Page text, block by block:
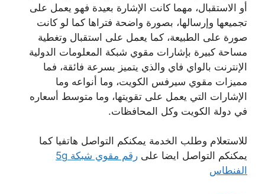
أو الاستقبال، مهما كانت الإشارة بعيدة فهو يعمل على
تجميعها وإرسالها، بصورة واضحة فتراها كما لو كانت
صورة على الطبيعة، كما يعمل على استقبال وتغطية
مساحة كبيرة بإشارات مقوي شبكة المعلومات الدولية
الإنترنت بالواي فاي والذي يتميز بسرعة فائقة، فما
مميزات مقوي سيرفس الكويت، وما أنواعه وما
الإشارات التي يعمل على تقويتها، وما متوسط أسعاره
في دولة الكويت وكل المحافظات.
للاستعلام وطلب الخدمة يمكنكم التواصل هاتفيا كما
يمكنكم التواصل ايضا على
رقم مقوي شبكة 5g
الفنطاس